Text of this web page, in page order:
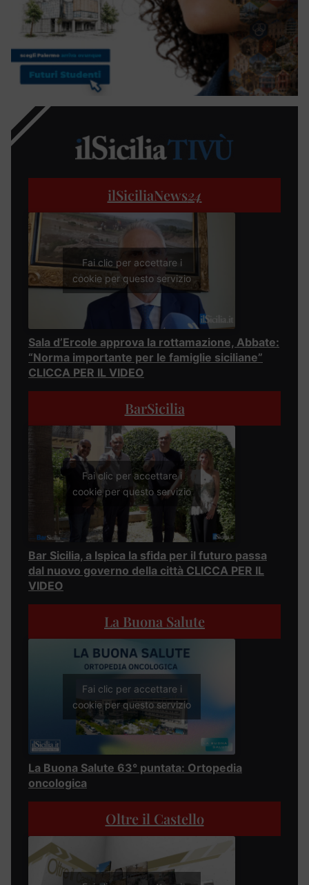
ilSiciliaNews24
Fai clic per accettare i
cookie per questo servizio
Sala d’Ercole approva la rottamazione, Abbate:
“Norma importante per le famiglie siciliane”
CLICCA PER IL VIDEO
BarSicilia
Fai clic per accettare i
cookie per questo servizio
Bar Sicilia, a Ispica la sfida per il futuro passa
dal nuovo governo della città CLICCA PER IL
VIDEO
La Buona Salute
Fai clic per accettare i
cookie per questo servizio
La Buona Salute 63° puntata: Ortopedia
oncologica
Oltre il Castello